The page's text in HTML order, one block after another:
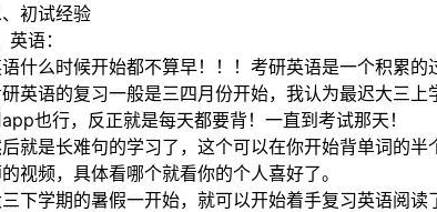
初试经验
英语：
什么时候开始都不算早！！！考研英语是一个积累
英语的复习一般是三四月份开始，我认为最迟大三
也行，反正就是每天都要背！一直到考试那天！
就是长难句的学习了，这个可以在你开始背单词的
视频，具体看哪个就看你的个人喜好了。
下学期的暑假一开始，就可以开始着手复习英语阅